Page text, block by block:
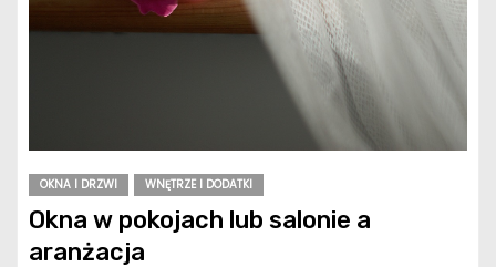
OKNA I DRZWI WNĘTRZE I DODATKI
Okna w pokojach lub salonie a
aranżacja